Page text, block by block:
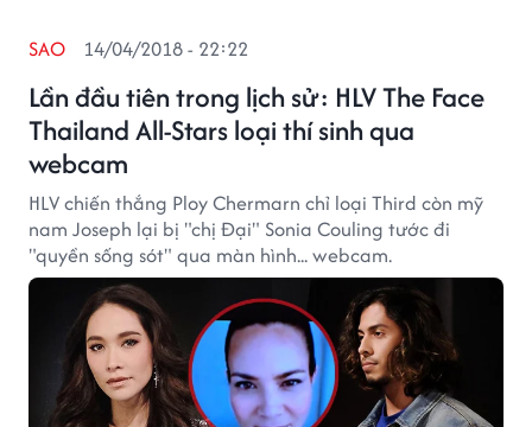
Lần đầu tiên trong lịch sử: HLV The Face
Thailand All-Stars loại thí sinh qua
webcam
SAO 14/04/2018 - 22:22
HLV chiến thắng Ploy Chermarn chỉ loại Third còn mỹ
nam Joseph lại bị "chị Đại" Sonia Couling tước đi
"quyền sống sót" qua màn hình... webcam.